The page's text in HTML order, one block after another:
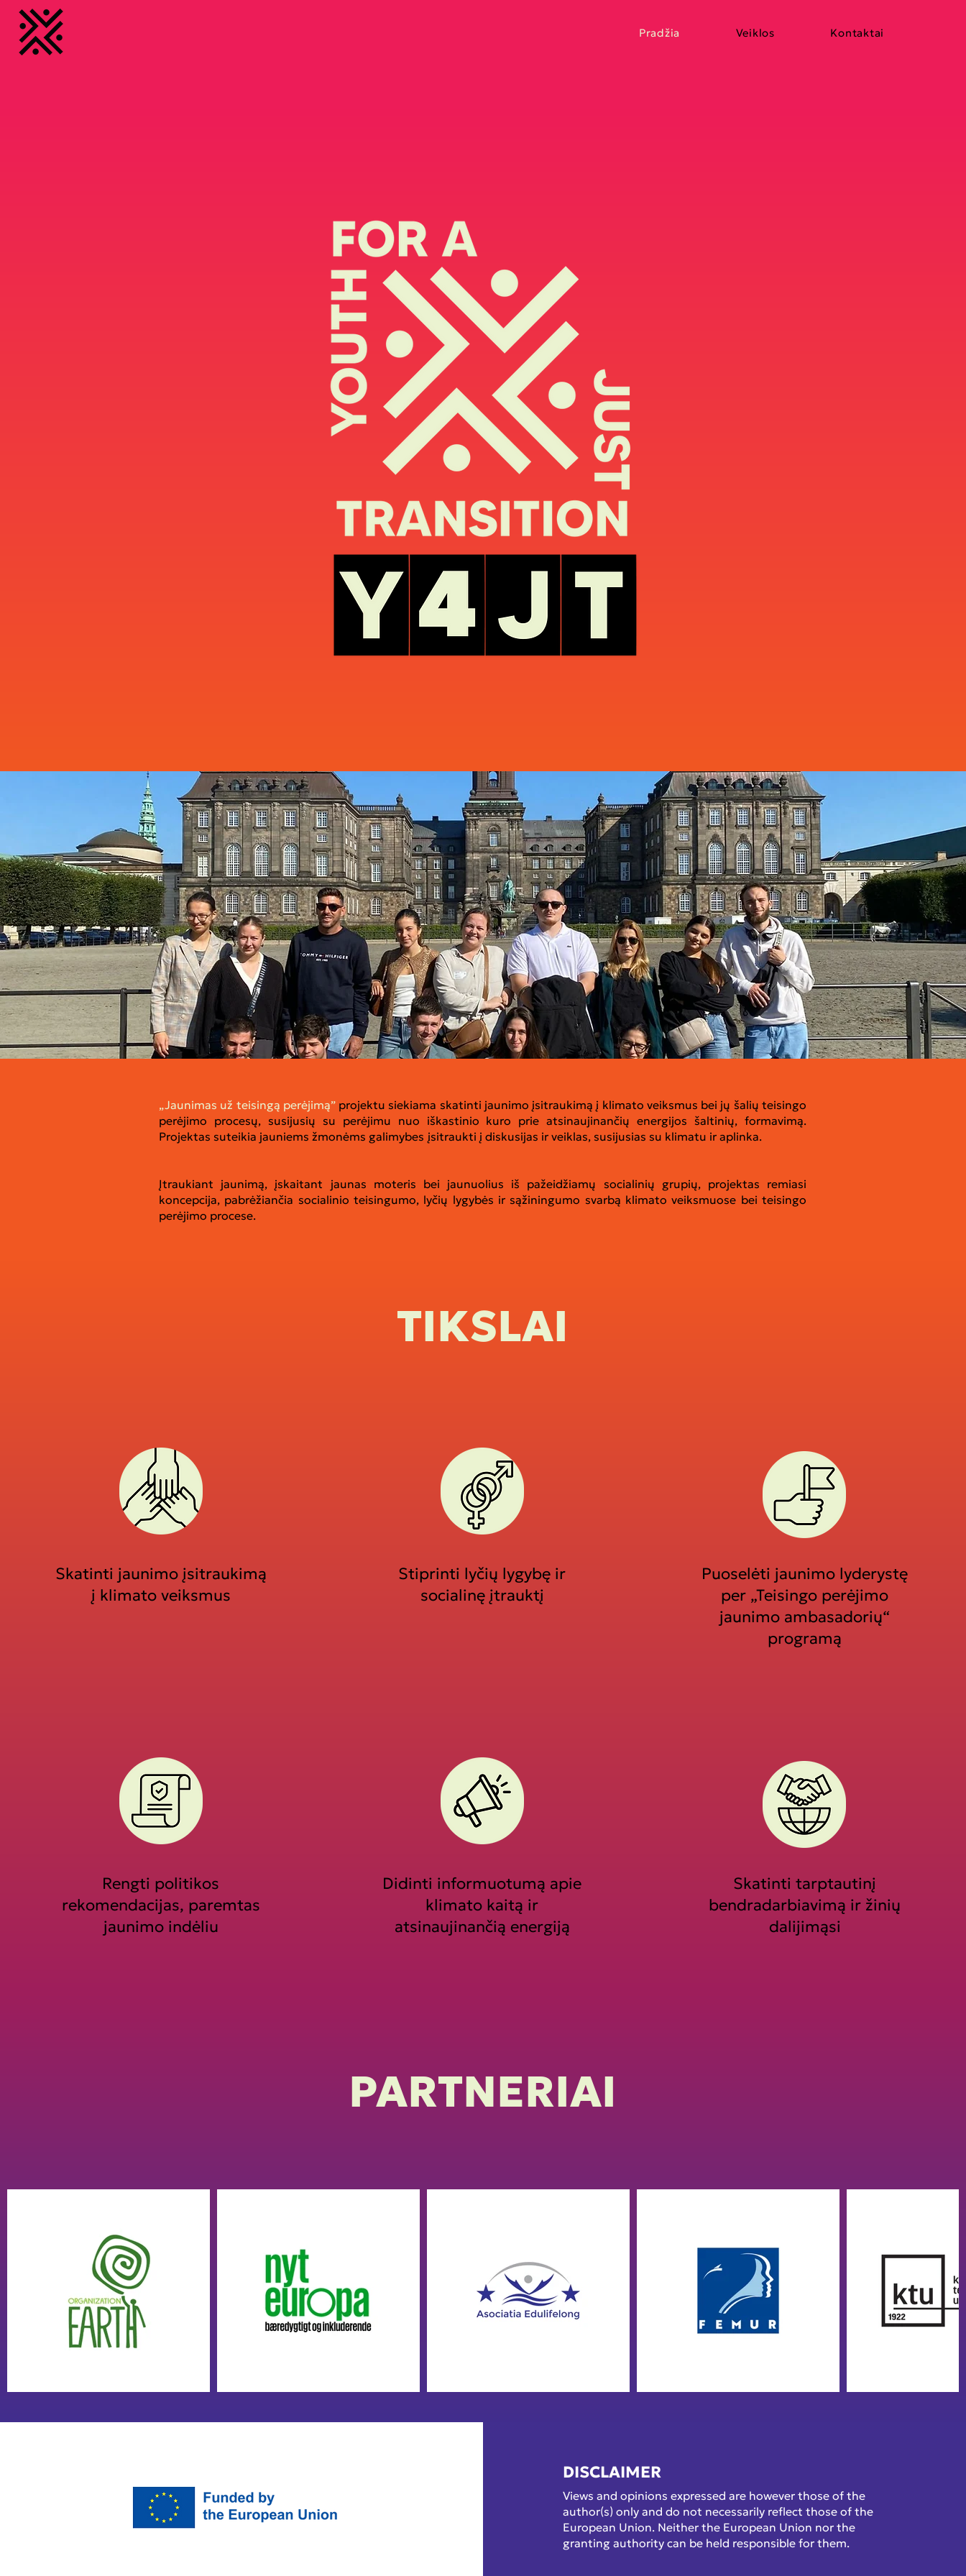
Pradžia Veiklos Kontaktai
„Jaunimas už teisingą perėjimą”projektu siekiama skatinti jaunimo įsitraukimą į klimato veiksmus bei jų šalių teisingo
perėjimo procesų, susijusių su perėjimu nuo iškastinio kuro prie atsinaujinančių energijos šaltinių, formavimą.
Projektas suteikia jauniems žmonėms galimybes įsitraukti į diskusijas ir veiklas, susijusias su klimatu ir aplinka.
Įtraukiant jaunimą, įskaitant jaunas moteris bei jaunuolius iš pažeidžiamų socialinių grupių, projektas remiasi
koncepcija, pabrėžiančia socialinio teisingumo, lyčių lygybės ir sąžiningumo svarbą klimato veiksmuose bei teisingo
perėjimo procese.
TIKSLAI
Skatinti jaunimo įsitraukimą
į klimato veiksmus
Stiprinti lyčių lygybę ir
socialinę įtrauktį
Puoselėti jaunimo lyderystę
per „Teisingo perėjimo
jaunimo ambasadorių“
programą
Rengti politikos
rekomendacijas, paremtas
jaunimo indėliu
Didinti informuotumą apie
klimato kaitą ir
atsinaujinančią energiją
Skatinti tarptautinį
bendradarbiavimą ir žinių
dalijimąsi
PARTNERIAI
DISCLAIMER
Views and opinions expressed are however those of the
author(s) only and do not necessarily reflect those of the
European Union. Neither the European Union nor the
granting authority can be held responsible for them.